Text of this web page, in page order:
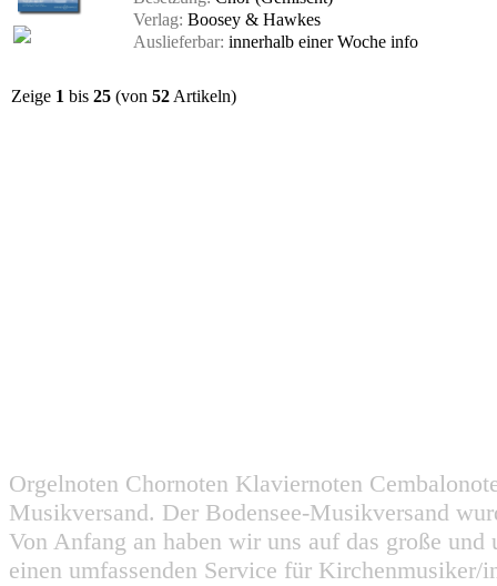
Verlag: Boosey & Hawkes
Auslieferbar: innerhalb einer Woche info
Zeige 1 bis 25 (von 52Artikeln)
Orgelnoten Chornoten Klaviernoten
Musikversand. Der Bodensee-Musikversand
Von Anfang an haben wir uns auf das große
einen umfassenden Service für